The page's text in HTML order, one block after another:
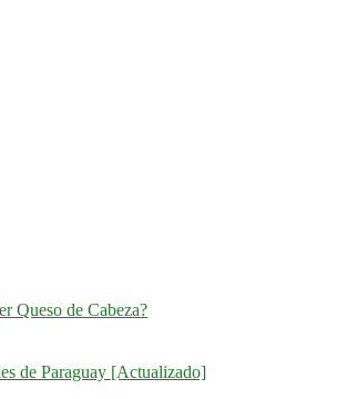
Queso de Cabeza?
de Paraguay [Actualizado]